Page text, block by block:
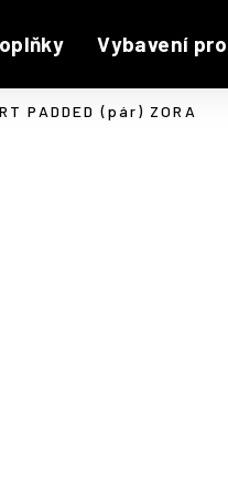
Vybavení
PADDED (pár) ZORA